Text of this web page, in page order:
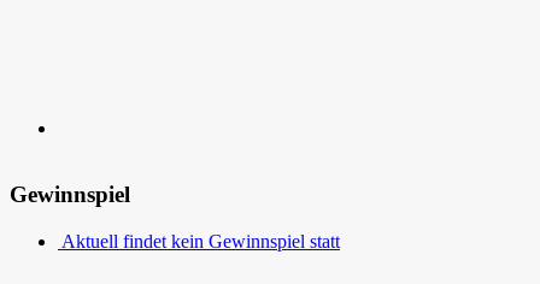
Gewinnspiel
Aktuell findet kein Gewinnspiel statt